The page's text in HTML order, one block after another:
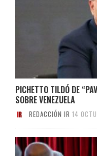
PICHETTO TILDÓ DE
SOBRE VENEZUELA
REDACCIÓN IR 14